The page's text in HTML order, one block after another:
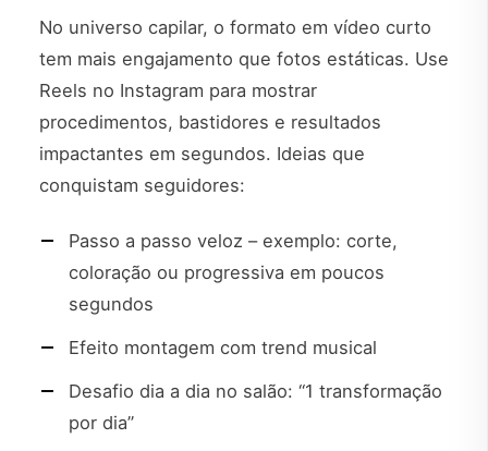
No universo capilar, o formato em vídeo curto
tem mais engajamento que fotos estáticas. Use
Reels no Instagram para mostrar
procedimentos, bastidores e resultados
impactantes em segundos. Ideias que
conquistam seguidores:
Passo a passo veloz – exemplo: corte,
coloração ou progressiva em poucos
segundos
Efeito montagem com trend musical
Desafio dia a dia no salão: “1 transformação
por dia”